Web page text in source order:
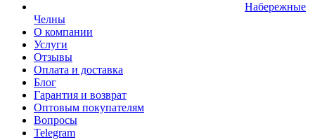
Набережные
Челны
О компании
Услуги
Отзывы
Оплата и доставка
Блог
Гарантия и возврат
Оптовым покупателям
Вопросы
Telegram